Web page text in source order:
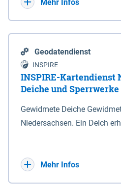
Mehr Infos
Geodatendienst
INSPIRE
INSPIRE-Kartendienst
Deiche und Sperrwerke
Gewidmete Deiche
Niedersachsen. Ein Deich
Deichbehörde durch
Mehr Infos